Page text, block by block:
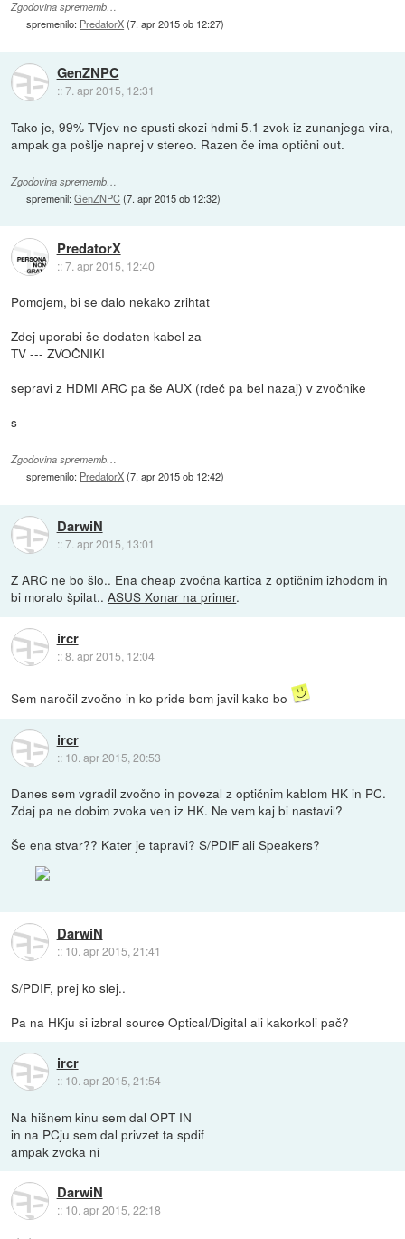
Zgodovina sprememb…
spremenilo: PredatorX(7. apr 2015 ob 12:27)
GenZNPC
::7. apr 2015, 12:31
Tako je, 99% TVjev ne spusti skozi hdmi 5.1 zvok iz zunanjega vira,
ampak ga pošlje naprej v stereo. Razen če ima optični out.
Zgodovina sprememb…
spremenil:GenZNPC(7. apr 2015 ob 12:32)
PredatorX
::7. apr 2015, 12:40
Pomojem, bi se dalo nekako zrihtat
Zdej uporabi še dodaten kabel za
TV --- ZVOČNIKI
sepravi z HDMI ARC pa še AUX (rdeč pa bel nazaj) v zvočnike
s
Zgodovina sprememb…
spremenilo: PredatorX(7. apr 2015 ob 12:42)
DarwiN
::7. apr 2015, 13:01
Z ARC ne bo šlo.. Ena cheap zvočna kartica z optičnim izhodom in
bi moralo špilat..ASUS Xonar na primer.
ircr
::8. apr 2015, 12:04
Sem naročil zvočno in ko pride bom javil kako bo
ircr
:: 10. apr 2015, 20:53
Danes sem vgradil zvočno in povezal z optičnim kablom HK in PC.
Zdaj pa ne dobim zvoka ven iz HK. Ne vem kaj bi nastavil?
Še ena stvar?? Kater je tapravi? S/PDIF ali Speakers?
DarwiN
:: 10. apr 2015, 21:41
S/PDIF, prej ko slej..
Pa na HKju si izbral source Optical/Digital ali kakorkoli pač?
ircr
:: 10. apr 2015, 21:54
Na hišnem kinu sem dal OPT IN
in na PCju sem dal privzet ta spdif
ampak zvoka ni
DarwiN
:: 10. apr 2015, 22:18